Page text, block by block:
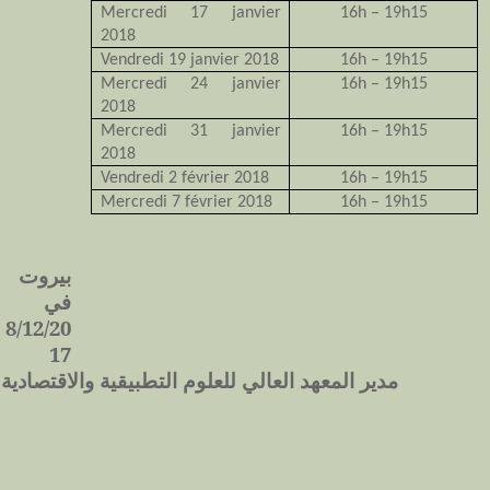
Mercredi 17 janvier
2018
16h – 19h15
Vendredi 19 janvier 2018
16h – 19h15
Mercredi 24 janvier
2018
16h – 19h15
Mercredi 31 janvier
2018
16h – 19h15
Vendredi 2 février 2018
16h – 19h15
Mercredi 7 février 2018
16h – 19h15
بيروت
في
8/12/20
17
مدير المعهد العالي للعلوم التطبيقية والاقتصادية